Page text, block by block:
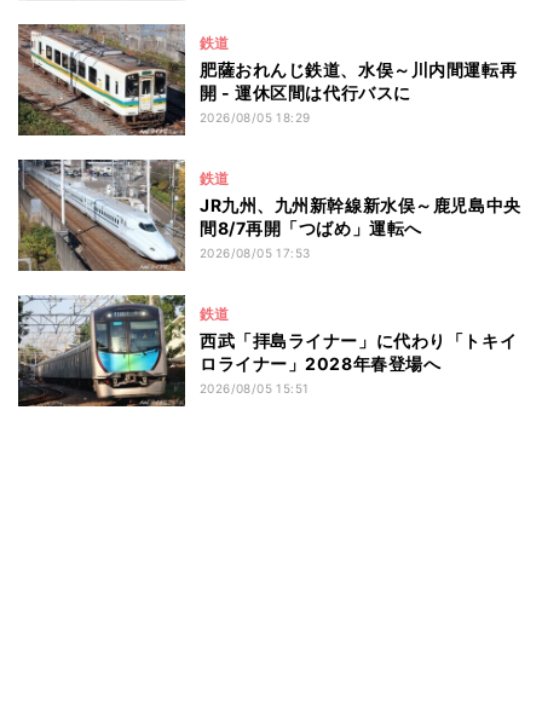
鉄道
肥薩おれんじ鉄道、水俣～川内間運転再
開 - 運休区間は代行バスに
2026/08/05 18:29
鉄道
JR九州、九州新幹線新水俣～鹿児島中央
間8/7再開「つばめ」運転へ
2026/08/05 17:53
鉄道
西武「拝島ライナー」に代わり「トキイ
ロライナー」2028年春登場へ
2026/08/05 15:51